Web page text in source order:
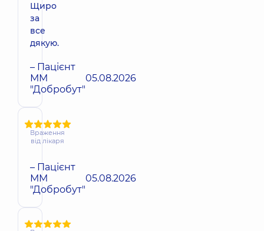
Щиро
за
все
дякую.
– Пацієнт
ММ
"Добробут"
05.08.2026
Враження
від лікаря
– Пацієнт
ММ
"Добробут"
05.08.2026